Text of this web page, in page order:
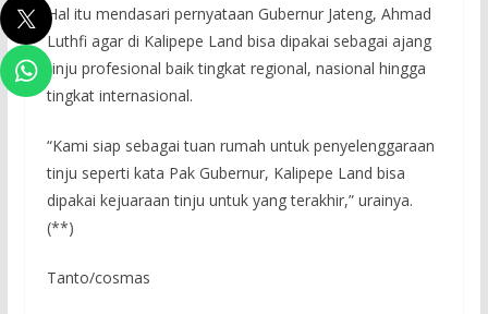
Hal itu mendasari pernyataan Gubernur Jateng, Ahmad
Luthfi agar di Kalipepe Land bisa dipakai sebagai ajang
tinju profesional baik tingkat regional, nasional hingga
tingkat internasional.
“Kami siap sebagai tuan rumah untuk penyelenggaraan
tinju seperti kata Pak Gubernur, Kalipepe Land bisa
dipakai kejuaraan tinju untuk yang terakhir,” urainya.
(**)
Tanto/cosmas